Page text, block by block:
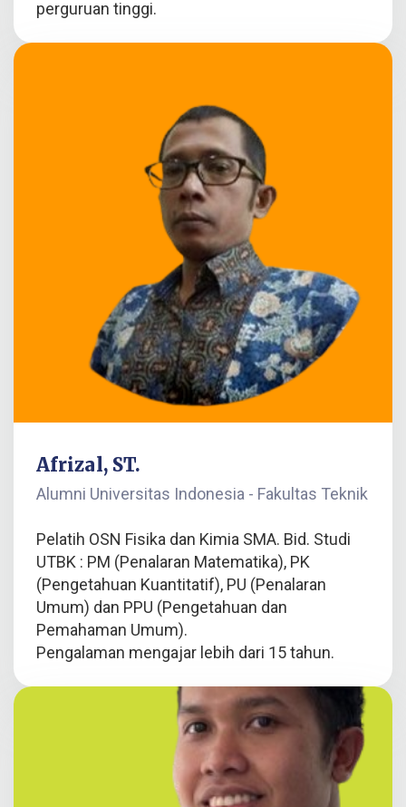
perguruan tinggi.
Afrizal, ST.
Alumni Universitas Indonesia - Fakultas Teknik
Pelatih OSN Fisika dan Kimia SMA. Bid. Studi
UTBK : PM (Penalaran Matematika), PK
(Pengetahuan Kuantitatif), PU (Penalaran
Umum) dan PPU (Pengetahuan dan
Pemahaman Umum).
Pengalaman mengajar lebih dari 15 tahun.